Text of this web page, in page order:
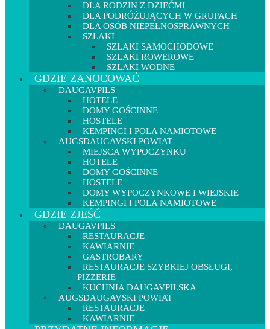
DLA RODZIN Z DZIEĆMI
DLA PODRÓŻUJĄCYCH W GRUPACH
DLA OSÓB NIEPEŁNOSPRAWNYCH
SZLAKI
SZLAKI SAMOCHODOWE
SZLAKI ROWEROWE
SZLAKI WODNE
GDZIE ZANOCOWAĆ
DAUGAVPILS
HOTELE
DOMY GOŚCINNE
HOSTELE
KEMPINGI I POLA NAMIOTOWE
AUGSDAUGAVSKI POWIAT
MIEJSCA WYPOCZYNKU
HOTELE
DOMY GOŚCINNE
HOSTELE
DOMY WYPOCZYNKOWE I WIEJSKIE
KEMPINGI I POLA NAMIOTOWE
GDZIE ZJEŚĆ
DAUGAVPILS
RESTAURACJE
KAWIARNIE
GASTROBARY
RESTAURACJE SZYBKIEJ OBSŁUGI,
PIZZERIE
KUCHNIA DAUGAVPILSKA
AUGSDAUGAVSKI POWIAT
RESTAURACJE
KAWIARNIE